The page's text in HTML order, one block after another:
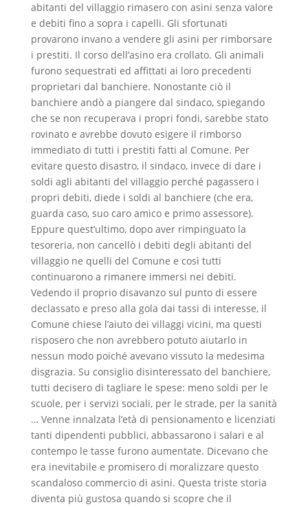
abitanti del villaggio rimasero con asini senza valore
e debiti fino a sopra i capelli. Gli sfortunati
provarono invano a vendere gli asini per rimborsare
i prestiti. Il corso dell’asino era crollato. Gli animali
furono sequestrati ed affittati ai loro precedenti
proprietari dal banchiere. Nonostante ciò il
banchiere andò a piangere dal sindaco, spiegando
che se non recuperava i propri fondi, sarebbe stato
rovinato e avrebbe dovuto esigere il rimborso
immediato di tutti i prestiti fatti al Comune. Per
evitare questo disastro, il sindaco, invece di dare i
soldi agli abitanti del villaggio perché pagassero i
propri debiti, diede i soldi al banchiere (che era,
guarda caso, suo caro amico e primo assessore).
Eppure quest’ultimo, dopo aver rimpinguato la
tesoreria, non cancellò i debiti degli abitanti del
villaggio ne quelli del Comune e così tutti
continuarono a rimanere immersi nei debiti.
Vedendo il proprio disavanzo sul punto di essere
declassato e preso alla gola dai tassi di interesse, il
Comune chiese l’aiuto dei villaggi vicini, ma questi
risposero che non avrebbero potuto aiutarlo in
nessun modo poiché avevano vissuto la medesima
disgrazia. Su consiglio disinteressato del banchiere,
tutti decisero di tagliare le spese: meno soldi per le
scuole, per i servizi sociali, per le strade, per la sanità
… Venne innalzata l’età di pensionamento e licenziati
tanti dipendenti pubblici, abbassarono i salari e al
contempo le tasse furono aumentate. Dicevano che
era inevitabile e promisero di moralizzare questo
scandaloso commercio di asini. Questa triste storia
diventa più gustosa quando si scopre che il